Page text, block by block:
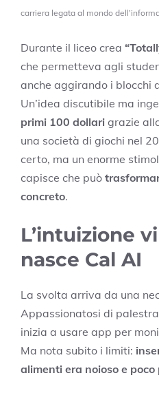
carriera legata al mondo
Durante il liceo crea
che permetteva agli
anche aggirando i blocchi
Un’idea discutibile ma
primi 100 dollari grazie
una società di giochi nel
certo, ma un enorme
capisce che può
concreto.
L’intuizione
nasce Cal AI
La svolta arriva da una
Appassionatosi di
inizia a usare app per
Ma nota subito i limiti:
alimenti era noioso e poco